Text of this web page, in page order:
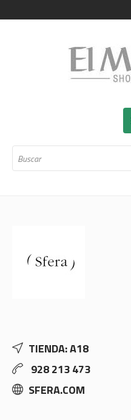
TIENDA: A18
928 213 473
SFERA.COM